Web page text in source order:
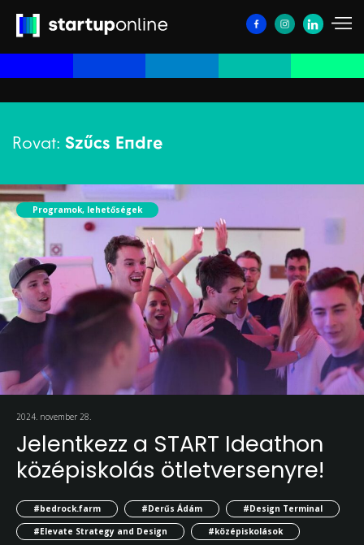
Rovat: Szűcs Endre
Programok, lehetőségek
2024. november 28.
Jelentkezz a START Ideathon
középiskolás ötletversenyre!
#bedrock.farm #Derűs Ádám
#Design Terminal
#Elevate Strategy and Design
#középiskolások